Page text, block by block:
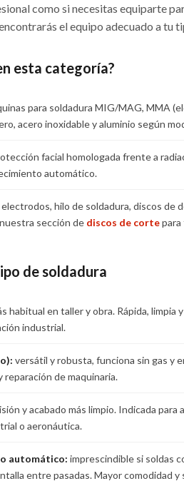
como si necesitas equiparte
el equipo adecuado a tu
esta categoría?
para soldadura MIG/MAG, MMA
acero inoxidable y aluminio según
facial homologada frente a
automático.
electrodos, hilo de soldadura, discos de
sección de discos de cortepara
de soldadura
habitual en taller y obra. Rápida,
industrial.
versátil y robusta, funciona sin gas y
de maquinaria.
y acabado más limpio. Indicada
o aeronáutica.
automático: imprescindible si soldas
entre pasadas. Mayor comodidad